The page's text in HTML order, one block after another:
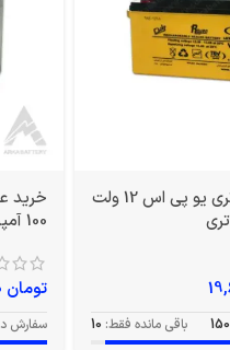
خرید عمده باتری یو پی اس 12 ولت
150 باقی مانده فقط: 10
100 آمپر صبا باتری
تومان
سفارش